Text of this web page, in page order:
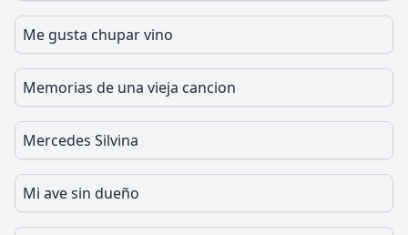
Me gusta chupar vino
Memorias de una vieja cancion
Mercedes Silvina
Mi ave sin dueño